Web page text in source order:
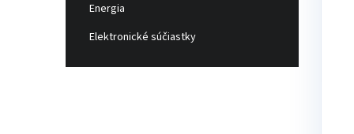
Energia
Elektronické súčiastky